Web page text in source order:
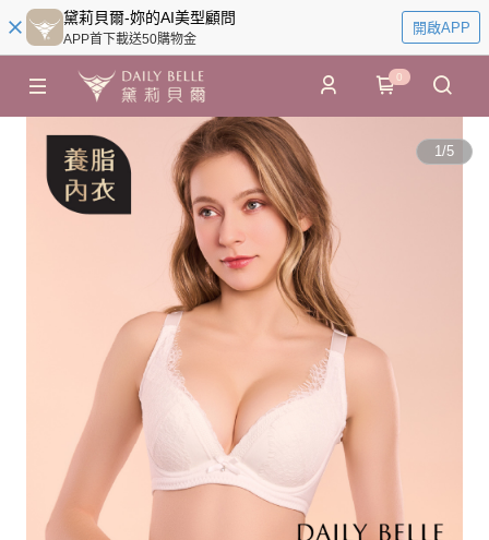
黛莉貝爾-妳的AI美型顧問
APP首下載送50購物金
開啟APP
0
1/5